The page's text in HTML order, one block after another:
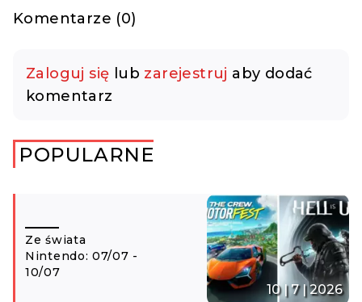
Komentarze (0)
Zaloguj się lub zarejestruj aby dodać
komentarz
POPULARNE
Ze świata
Nintendo: 07/07 -
10/07
10 | 7 | 2026